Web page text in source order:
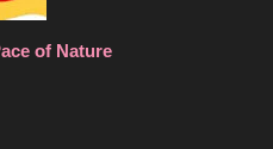
of Nature